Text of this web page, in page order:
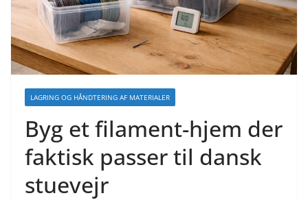
LAGRING OG HÅNDTERING AF MATERIALER
Byg et filament-hjem der
faktisk passer til dansk
stuevejr